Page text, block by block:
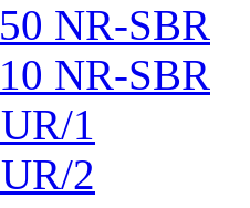
NR-SBR
NR-SBR
1
2